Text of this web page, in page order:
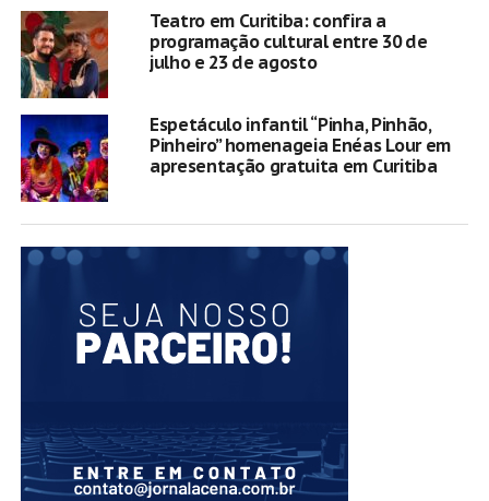
Teatro em Curitiba: confira a
programação cultural entre 30 de
julho e 23 de agosto
Espetáculo infantil “Pinha, Pinhão,
Pinheiro” homenageia Enéas Lour em
apresentação gratuita em Curitiba